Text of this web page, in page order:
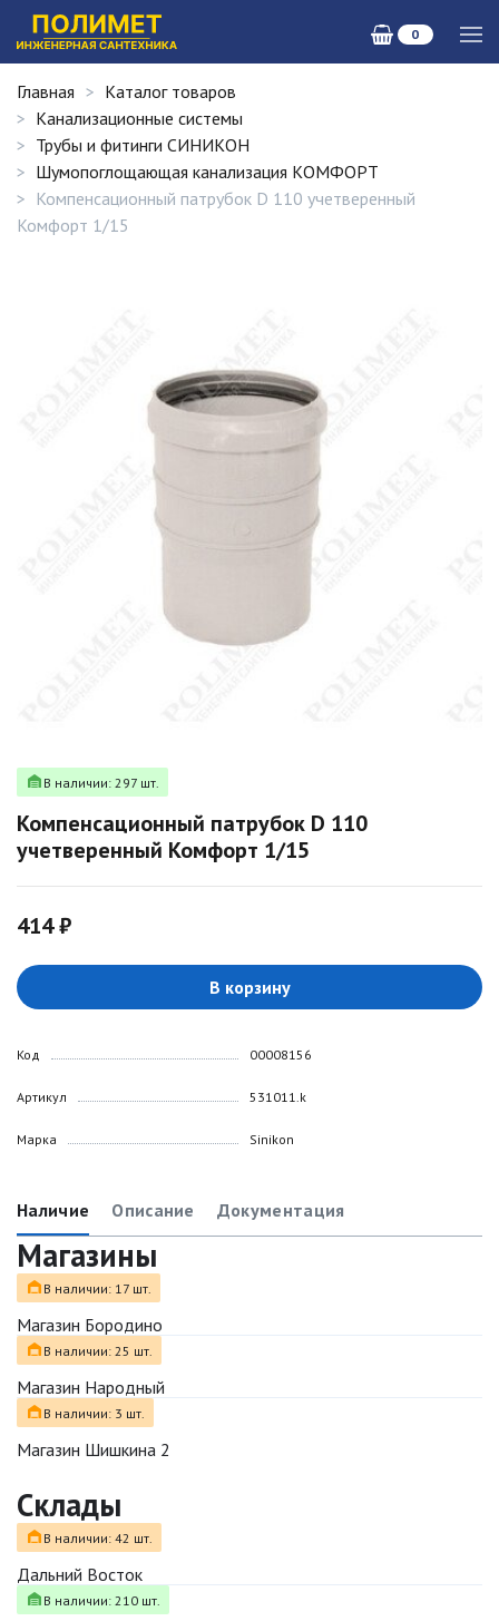
0
Главная
Каталог товаров
Канализационные системы
Трубы и фитинги СИНИКОН
Шумопоглощающая канализация КОМФОРТ
Компенсационный патрубок D 110 учетверенный
Комфорт 1/15
В наличии: 297 шт.
Компенсационный патрубок D 110
учетверенный Комфорт 1/15
414 ₽
В корзину
Код
Артикул
Марка
00008156
531011.k
Sinikon
Наличие Описание Документация
Магазины
В наличии: 17 шт.
Магазин Бородино
В наличии: 25 шт.
Магазин Народный
В наличии: 3 шт.
Магазин Шишкина 2
Склады
В наличии: 42 шт.
Дальний Восток
В наличии: 210 шт.